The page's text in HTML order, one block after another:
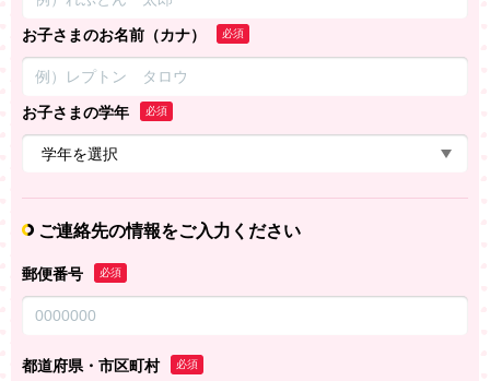
お子さまのお名前（カナ） 必須
お子さまの学年 必須
ご連絡先の情報をご入力ください
郵便番号 必須
都道府県・市区町村 必須